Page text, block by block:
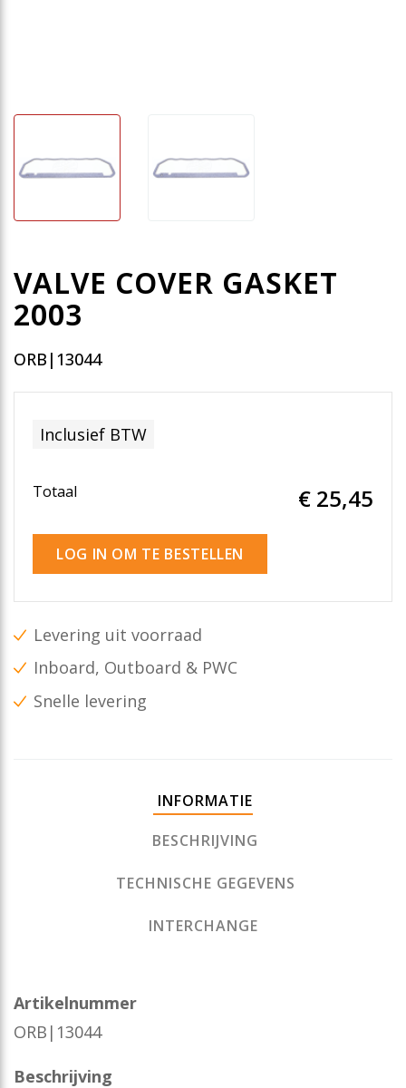
VALVE COVER GASKET
2003
ORB|13044
Inclusief BTW
Totaal € 25,45
LOG IN OM TE BESTELLEN
Levering uit voorraad
Inboard, Outboard & PWC
Snelle levering
INFORMATIE
BESCHRIJVING
TECHNISCHE GEGEVENS
INTERCHANGE
Artikelnummer
ORB|13044
Beschrijving